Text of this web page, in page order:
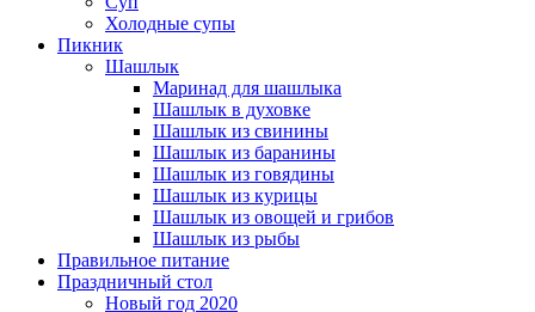
Холодные супы
Пикник
Шашлык
Маринад для шашлыка
Шашлык в духовке
Шашлык из свинины
Шашлык из баранины
Шашлык из говядины
Шашлык из курицы
Шашлык из овощей и грибов
Шашлык из рыбы
Правильное питание
Праздничный стол
Новый год 2020